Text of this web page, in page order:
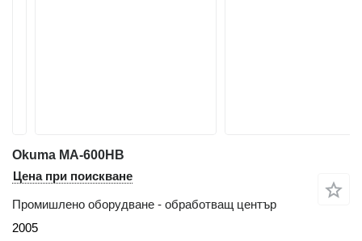
Okuma MA-600HB
Цена при поискване
Промишлено оборудване - обработващ център
2005